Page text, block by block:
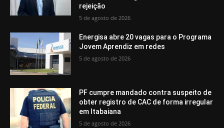
rejeição
5 de agosto de 2026
Energisa abre 20 vagas para o Programa
Jovem Aprendiz em redes
5 de agosto de 2026
PF cumpre mandado contra suspeito de
obter registro de CAC de forma irregular
em Itabaiana
5 de agosto de 2026